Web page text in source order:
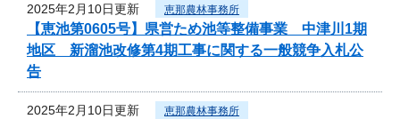
2025年2月10日更新 恵那農林事務所
【恵池第0605号】県営ため池等整備事業 中津川1期
地区 新溜池改修第4期工事に関する一般競争入札公
告
2025年2月10日更新 恵那農林事務所